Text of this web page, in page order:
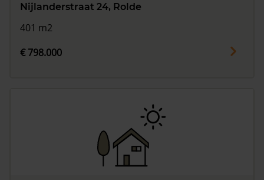
Nijlanderstraat 24, Rolde
401 m2
€ 798.000